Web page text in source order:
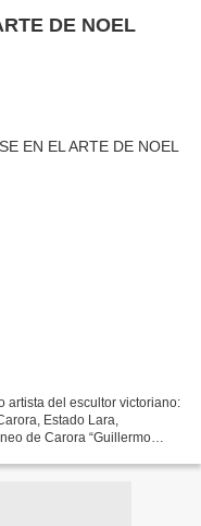
DE NOEL
artista del escultor victoriano:
Estado Lara,
de Carora “Guillermo